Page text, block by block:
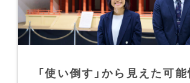
「使い倒す」から見えた可